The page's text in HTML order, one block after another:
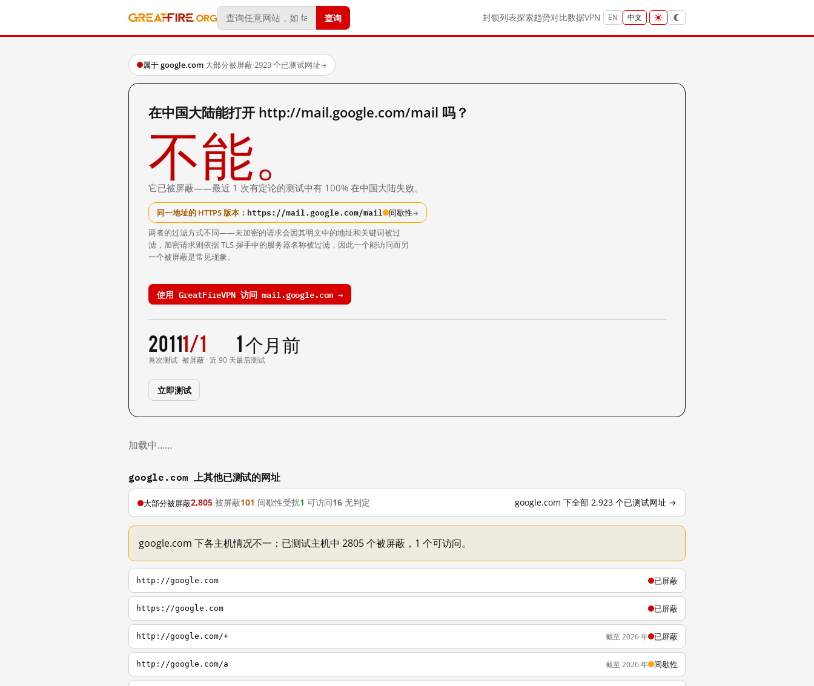
查询 封锁列表探索趋势对比数据VPN EN 中文
属于 google.com·大部分被屏蔽·2923 个已测试网址→
在中国大陆能打开 http://mail.google.com/mail 吗？
不能。
它已被屏蔽——最近 1 次有定论的测试中有 100% 在中国大陆失败。
同一地址的 HTTPS 版本： https://mail.google.com/mail 间歇性→
两者的过滤方式不同——未加密的请求会因其明文中的地址和关键词被过
滤，加密请求则依据 TLS 握手中的服务器名称被过滤，因此一个能访问而另
一个被屏蔽是常见现象。
使用 GreatFireVPN 访问 mail.google.com →
2011
首次测试
1/1
被屏蔽 · 近 90 天
1 个月前
最后测试
立即测试
加载中……
google.com 上其他已测试的网址
大部分被屏蔽2,805 被屏蔽101 间歇性受扰1 可访问16 无判定 google.com 下全部 2,923 个已测试网址 →
google.com 下各主机情况不一：已测试主机中 2805 个被屏蔽，1 个可访问。
http://google.com 已屏蔽
https://google.com 已屏蔽
http://google.com/+ 截至 2026 年 已屏蔽
http://google.com/a 截至 2026 年 间歇性